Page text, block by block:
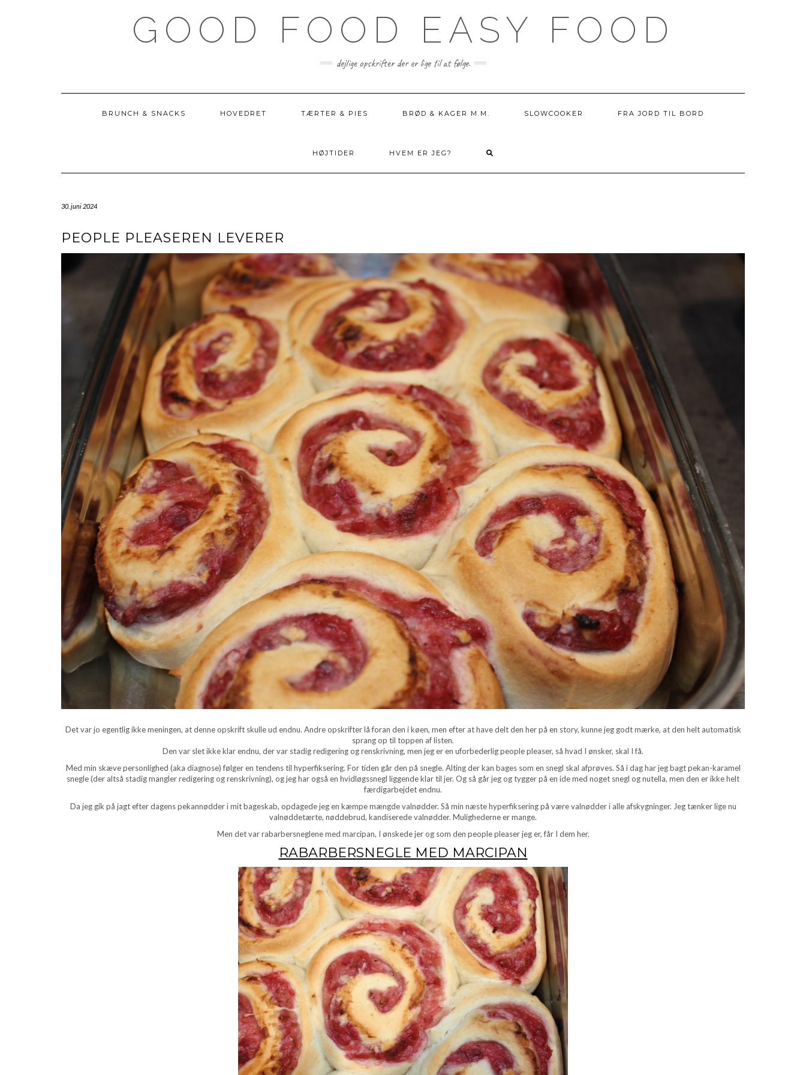
GOOD FOOD EASY FOOD
dejlige opskrifter der er lige til at følge.
BRUNCH & SNACKS HOVEDRET TÆRTER & PIES BRØD & KAGER M.M. SLOWCOOKER FRA JORD TIL BORD
HØJTIDER HVEM ER JEG?
30. juni 2024
PEOPLE PLEASEREN LEVERER
Det var jo egentlig ikke meningen, at denne opskrift skulle ud endnu. Andre opskrifter lå foran den i køen, men efter at have delt den her på en story, kunne jeg godt mærke, at den helt automatisk
sprang op til toppen af listen.
Den var slet ikke klar endnu, der var stadig redigering og renskrivning, men jeg er en uforbederlig people pleaser, så hvad I ønsker, skal I få.
Med min skæve personlighed (aka diagnose) følger en tendens til hyperfiksering. For tiden går den på snegle. Alting der kan bages som en snegl skal afprøves. Så i dag har jeg bagt pekan-karamel
snegle (der altså stadig mangler redigering og renskrivning), og jeg har også en hvidløgssnegl liggende klar til jer. Og så går jeg og tygger på en ide med noget snegl og nutella, men den er ikke helt
færdigarbejdet endnu.
Da jeg gik på jagt efter dagens pekannødder i mit bageskab, opdagede jeg en kæmpe mængde valnødder. Så min næste hyperfiksering på være valnødder i alle afskygninger. Jeg tænker lige nu
valnøddetærte, nøddebrud, kandiserede valnødder. Mulighederne er mange.
Men det var rabarbersneglene med marcipan, I ønskede jer og som den people pleaser jeg er, får I dem her.
RABARBERSNEGLE MED MARCIPAN